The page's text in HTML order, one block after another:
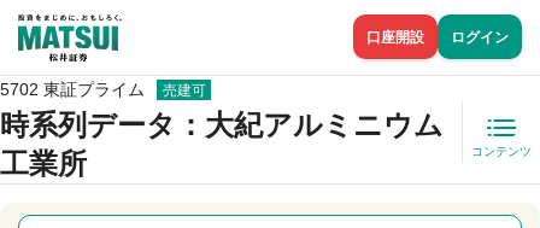
口座開設 ログイン
5702 東証プライム 売建可
時系列データ ：大紀アルミニウム
工業所
コンテンツ